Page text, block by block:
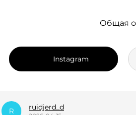
Общая
Instagram
D dian_k.i